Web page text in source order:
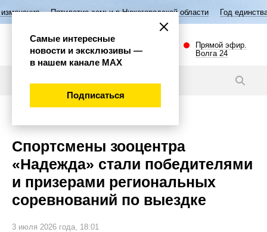
Пятилетие семьи в Нижегородской области Год единства народов
Прямой эфир.
Волга 24
Спортсмены зооцентра
«Надежда» стали победителями
и призерами региональных
соревнований по выездке
3 июля 2026 года, 18:01
Самые интересные
новости и эксклюзивы —
в нашем канале МАХ
Подписаться